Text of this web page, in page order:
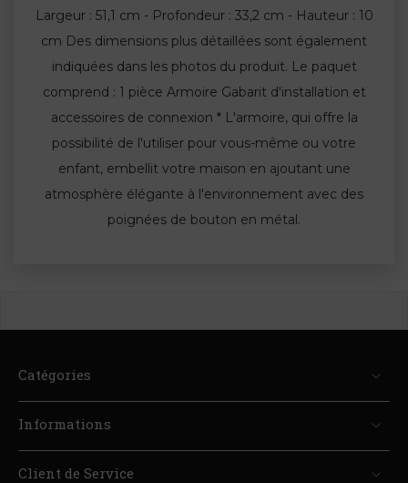
Largeur : 51,1 cm - Profondeur : 33,2 cm - Hauteur : 10
cm Des dimensions plus détaillées sont également
indiquées dans les photos du produit. Le paquet
comprend : 1 pièce Armoire Gabarit d'installation et
accessoires de connexion * L'armoire, qui offre la
possibilité de l'utiliser pour vous-même ou votre
enfant, embellit votre maison en ajoutant une
atmosphère élégante à l'environnement avec des
poignées de bouton en métal.
Catégories
Informations
Client de Service